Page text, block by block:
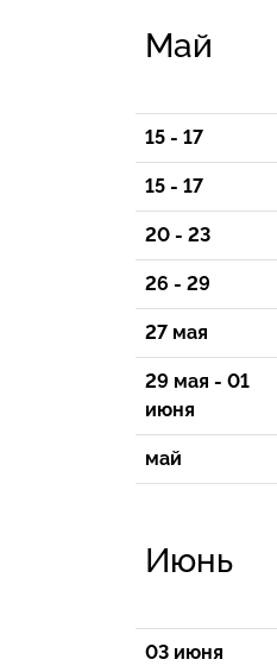
Май
15 - 17
15 - 17
20 - 23
26 - 29
27 мая
29 мая - 01
июня
май
Июнь
03 июня